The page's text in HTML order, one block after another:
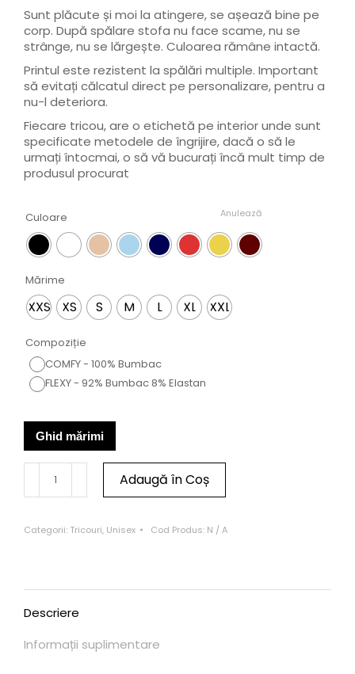
Sunt plăcute și moi la atingere, se așează bine pe
corp. După spălare stofa nu face scame, nu se
strânge, nu se lărgește. Culoarea rămâne intactă.
Printul este rezistent la spălări multiple. Important
să evitați călcatul direct pe personalizare, pentru a
nu-l deteriora.
Fiecare tricou, are o etichetă pe interior unde sunt
specificate metodele de îngrijire, dacă o să le
urmați întocmai, o să vă bucurați încă mult timp de
produsul procurat
Culoare
Mărime
XXS XS S M L XL XXL
Compoziție
COMFY - 100% Bumbac
FLEXY - 92% Bumbac 8% Elastan
Anulează
Ghid mărimi
Adaugă în Coș
Categorii: Tricouri, Unisex Cod Produs: N / A
Descriere
Informații suplimentare